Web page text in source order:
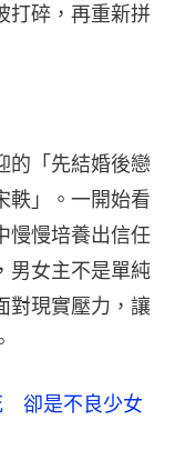
打碎，再重新拼
的「先結婚後戀
軼」。一開始看
慢慢培養出信任
男女主不是單純
對現實壓力，讓
卻是不良少女